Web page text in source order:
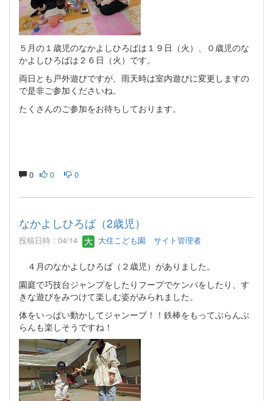
５月の１歳児のなかよしひろばは１９日（火）、０歳児のな
かよしひろばは２６日（火）です。
両日とも戸外遊びですが、雨天時は室内遊びに変更しますの
で是非ご参加くださいね。
たくさんのご参加をお待ちしております。
0 0 0
なかよしひろば（2歳児）
投稿日時 : 04/14 大住こども園 サイト管理者
４月のなかよしひろば（２歳児）がありました。
園庭で巧技台ジャンプをしたりフープでケンパをしたり、す
きな遊びをみつけて楽しむ姿がみられました。
体をいっぱい動かしてジャンープ！！鉄棒をもってぶらんぶ
らんも楽しそうですね！